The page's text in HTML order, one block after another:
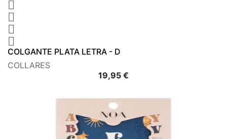




COLGANTE PLATA LETRA - D
COLLARES
19,95 €